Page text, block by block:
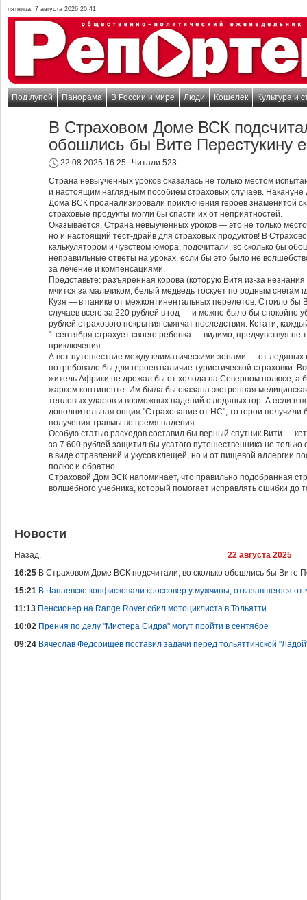
пятница, 7 августа 2026 20:41
Под лупой Панорама В России и мире Люди Кошелек Культура и
В Страховом Доме ВСК
обошлись бы Вите Перестукину
22.08.2025 16:25
Читали 523
Страна невыученных уроков оказалась не только местом
и настоящим наглядным пособием страховых случаев.
Дома ВСК проанализировали приключения героев знаменитой
страховые продукты могли бы спасти их от неприятностей.
Оказывается, Страна невыученных уроков — это не только
но и настоящий тест-драйв для страховых продуктов! В
калькулятором и чувством юмора, подсчитали, во сколько бы
неправильные ответы на уроках, если бы это было не
за лечение и компенсациями.
Представьте: разъяренная корова (которую Витя из-за
мчится за мальчиком, белый медведь тоскует по родным снегам
Кузя — в панике от межконтинентальных перелетов. Стоило бы
случаев всего за 220 рублей в год — и можно было бы спокойно
рублей страхового покрытия смягчат последствия. Кстати,
1 сентября страхует своего ребенка — видимо, предчувствуя не
приключения.
А вот путешествие между климатическими зонами — от
потребовало бы для героев наличие туристической страховки.
житель Африки не дрожал бы от холода на Северном полюсе, а
жарком континенте. Им была бы оказана экстренная
тепловых ударов и возможных падений с ледяных гор. А если в
дополнительная опция "Страхование от НС", то герои
получения травмы во время падения.
Особую статью расходов составил бы верный спутник Вити —
за 7 600 рублей защитил бы усатого путешественника не
в виде отравлений и укусов клещей, но и от пищевой аллергии
полюс и обратно.
Страховой Дом ВСК напоминает, что правильно подобранная
волшебного учебника, который помогает исправлять ошибки до
Новости
Назад.
22 августа 2025
16:25 В Страховом Доме ВСК подсчитали, во сколько обошлись бы Вите
15:21 В Чапаевске конфисковали кроссовер у мужчины, отказавшегося
11:13 Пенсионер на Range Rover сбил мотоциклиста в Тольятти
10:02 Прения по делу "Мистера Сидра" могут пройти в сентябре
09:24 Вячеслав Федорищев поставил задачи перед тольяттинской